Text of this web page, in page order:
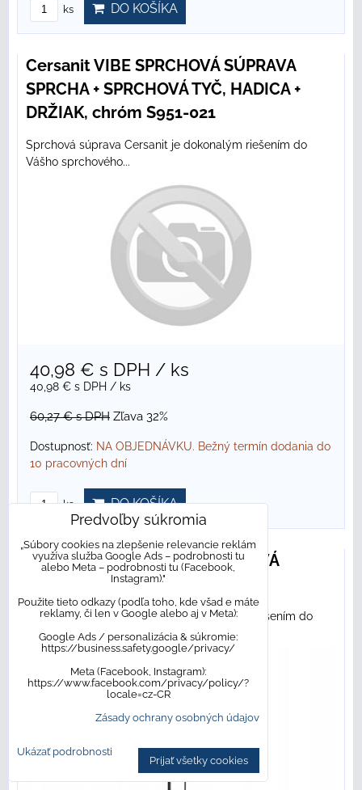
ks DO KOŠÍKA
Cersanit VIBE SPRCHOVÁ SÚPRAVA
SPRCHA + SPRCHOVÁ TYČ, HADICA +
DRŽIAK, chróm S951-021
Sprchová súprava Cersanit je dokonalým riešením do
Vášho sprchového...
40,98 € s DPH / ks
40,98 € s DPH / ks
60,27 €s DPH Zľava 32%
Dostupnosť: NA OBJEDNÁVKU. Bežný termín dodania do
10 pracovných dní
ks DO KOŠÍKA
Excellent KERIA RAIN SPRCHOVÁ
SÚPRAVA, čierna AREX.2081BL
Sprchová súprava Excellent je dokonalým riešením do
Vášho...
Predvoľby súkromia
„Súbory cookies na zlepšenie relevancie reklám
využíva služba Google Ads – podrobnosti tu
alebo Meta – podrobnosti tu (Facebook,
Instagram)."
Použite tieto odkazy (podľa toho, kde všad e máte
reklamy, či len v Google alebo aj v Meta):
Google Ads / personalizácia & súkromie:
https://business.safety.google/privacy/
Meta (Facebook, Instagram):
https://www.facebook.com/privacy/policy/?
locale=cz-CR
Zásady ochrany osobných údajov
Ukázať podrobnosti
Prijať všetky cookies